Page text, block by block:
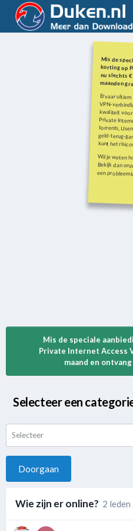
Mis de
korting op
nu slechts
maanden
Ervaar
VPN-
kwaliteit
Private
torrents,
geld-terug-
kunt het
Wil je weten
Bekijk dan
een
Mis de speciale
Private Internet Access
maand en
Selecteer een
Selecteer
Doorgaan
Wie zijn er online? 2